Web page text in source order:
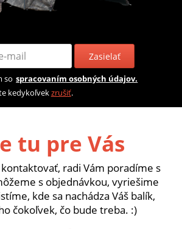
Zasielať
so spracovaním osobných údajov.
kedykoľvekzrušiť.
tu pre Vás
radi Vám poradíme s
s objednávkou, vyriešime
kde sa nachádza Váš balík,
čokoľvek, čo bude treba. :)